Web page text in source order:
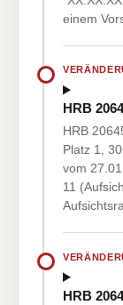
einem
HRB
HRB
Platz 1,
vom
11
HRB